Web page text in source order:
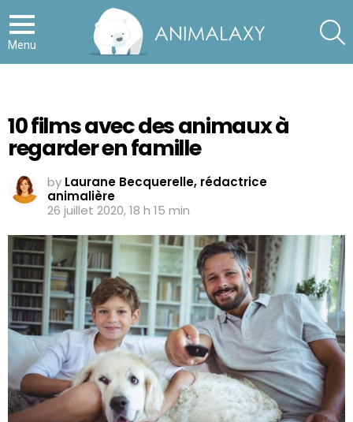
Menu
10 films avec des animaux à
regarder en famille
by Laurane Becquerelle, rédactrice
animalière
26 juillet 2020, 18 h 15 min